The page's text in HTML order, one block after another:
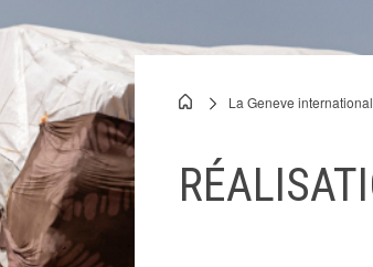
Histoire de
Breadcrumb
La Geneve